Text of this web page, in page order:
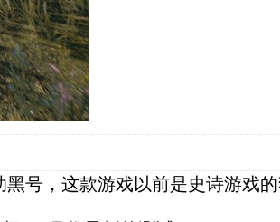
号，这款游戏以前是史诗游戏